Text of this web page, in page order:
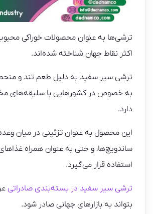
ترشی‌ها به عنوان محصولات خوراکی
اکثر نقاط جهان شناخته شده‌اند.
ترشی سیر سفید به دلیل طعم تند و
به خصوص در کشورهایی با سلیقه‌های
دارد.
این محصول به عنوان تزئینی در میان
ساندویچ‌ها، و حتی به عنوان همراه
استفاده قرار می‌گیرد.
ترشی سیر سفید در بسته‌بندی صادراتی
بتواند به بازارهای جهانی صادر شود.